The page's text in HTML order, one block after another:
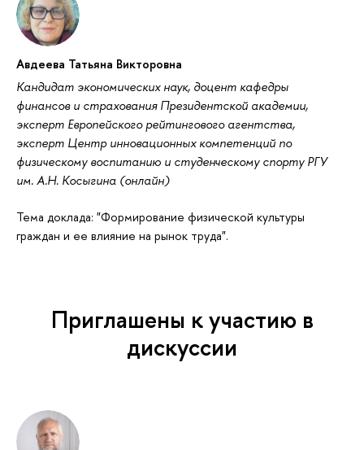
Авдеева Татьяна Викторовна
Кандидат экономических наук, доцент кафедры
финансов и страхования Президентской академии,
эксперт Европейского рейтингового агентства,
эксперт Центр инновационных компетенций по
физическому воспитанию и студенческому спорту РГУ
им. А.Н. Косыгина (онлайн)
Тема доклада: "Формирование физической культуры
граждан и ее влияние на рынок труда".
Приглашены к участию в
дискуссии